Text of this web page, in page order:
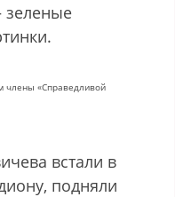
зеленые
члены «Справедливой
встали в
подняли